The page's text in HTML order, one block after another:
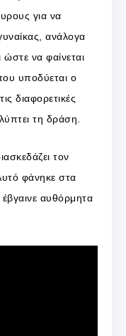
για να
ανάλογα
να φαίνεται
υποδύεται ο
διαφορετικές
τη δράση.
τον
φάνηκε στα
αυθόρμητα